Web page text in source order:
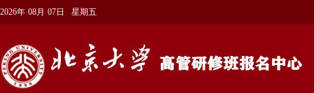
2026年 08月 07日 星期五